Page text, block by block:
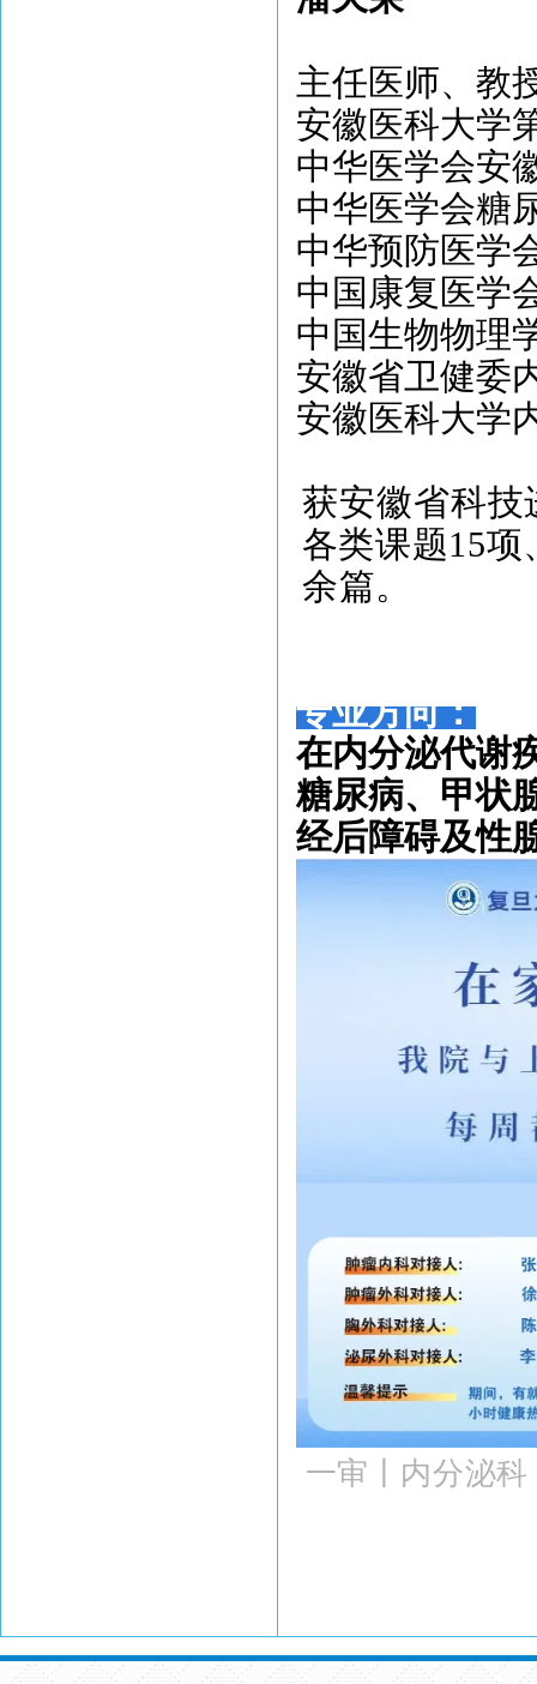
主任医师、教
安徽医科大学
中华医学会安
中华医学会糖
中华预防医学
中国康复医学
中国生物物理
安徽省卫健委
安徽医科大学
获安徽省科技
各类课题15项
余篇。
专业方向：
在内分泌代谢
糖尿病、甲状
经后障碍及性
一审丨内分泌科